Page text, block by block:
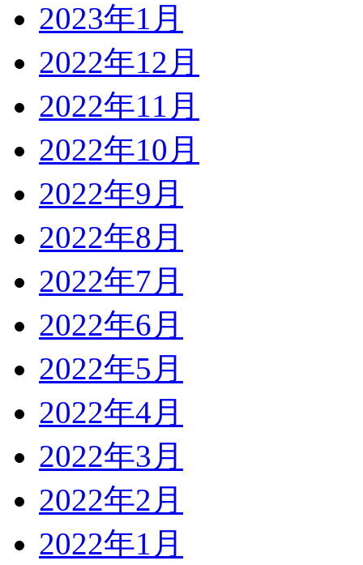
2023年1月
2022年12月
2022年11月
2022年10月
2022年9月
2022年8月
2022年7月
2022年6月
2022年5月
2022年4月
2022年3月
2022年2月
2022年1月